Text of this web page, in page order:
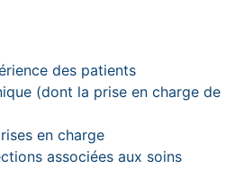
des patients
(dont la prise en charge de
en charge
associées aux soins